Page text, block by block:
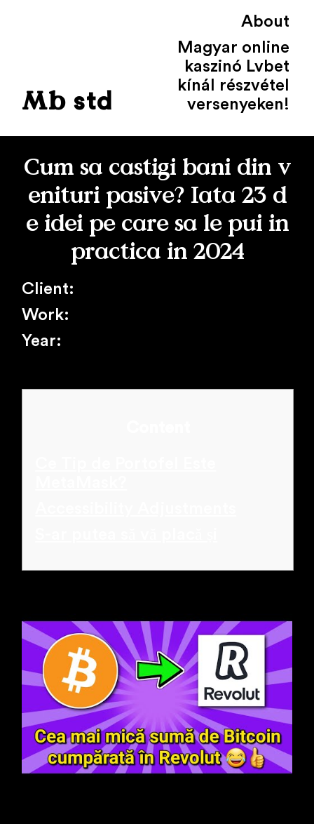
Mb std
About
Magyar online
kaszinó Lvbet
kínál részvétel
versenyeken!
Cum sa castigi bani din v
enituri pasive? Iata 23 d
e idei pe care sa le pui in
practica in 2024
Client:
Work:
Year: